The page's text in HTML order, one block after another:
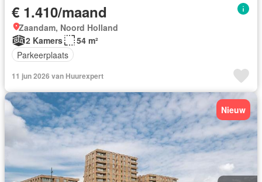
€ 1.410/maand
Zaandam, Noord Holland
2 Kamers
54 m²
Parkeerplaats
11 jun 2026 van Huurexpert
Nieuw